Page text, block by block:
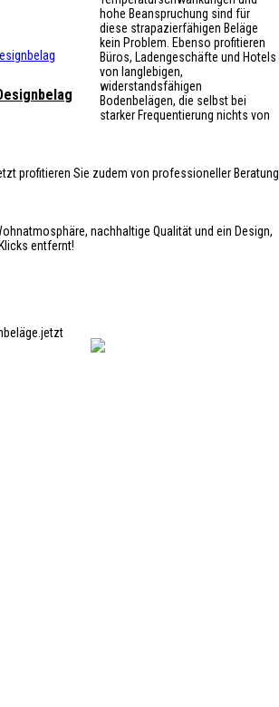
hohe Beanspruchung sind für
diese strapazierfähigen Beläge
kein Problem. Ebenso profitieren
Büros, Ladengeschäfte und Hotels
von langlebigen,
widerstandsfähigen
Bodenbelägen, die selbst bei
starker Frequentierung nichts von
profitieren Sie zudem von professioneller Beratung
nachhaltige Qualität und ein Design,
entfernt!